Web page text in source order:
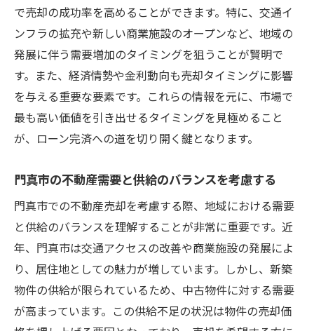
で売却の成功率を高めることができます。特に、交通イ
ンフラの拡充や新しい商業施設のオープンなど、地域の
発展に伴う需要増加のタイミングを狙うことが賢明で
す。また、経済情勢や金利動向も売却タイミングに影響
を与える重要な要素です。これらの情報を元に、市場で
最も高い価値を引き出せるタイミングを見極めること
が、ローン完済への道を切り開く鍵となります。
門真市の不動産需要と供給のバランスを考慮する
門真市での不動産売却を考慮する際、地域における需要
と供給のバランスを理解することが非常に重要です。近
年、門真市は交通アクセスの改善や商業施設の発展によ
り、居住地としての魅力が増しています。しかし、新築
物件の供給が限られているため、中古物件に対する需要
が高まっています。この供給不足の状況は物件の売却価